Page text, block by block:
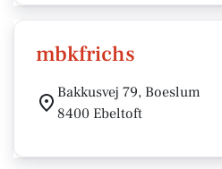
mbkfrichs
Bakkusvej 79, Boeslum
8400 Ebeltoft